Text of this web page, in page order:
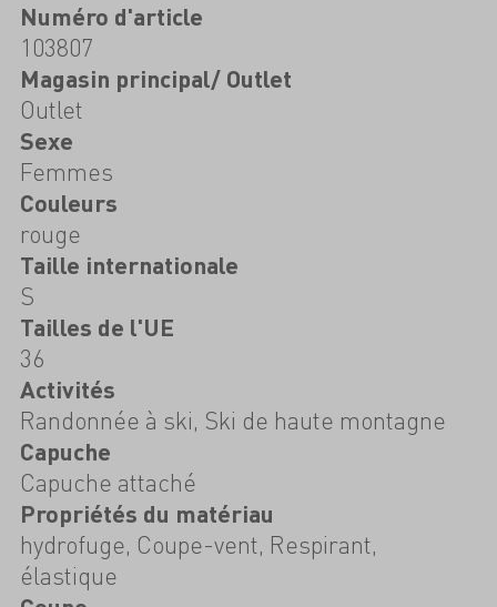
Numéro d'article
103807
Magasin principal/ Outlet
Outlet
Sexe
Femmes
Couleurs
rouge
Taille internationale
S
Tailles de l'UE
36
Activités
Randonnée à ski, Ski de haute montagne
Capuche
Capuche attaché
Propriétés du matériau
hydrofuge, Coupe-vent, Respirant,
élastique